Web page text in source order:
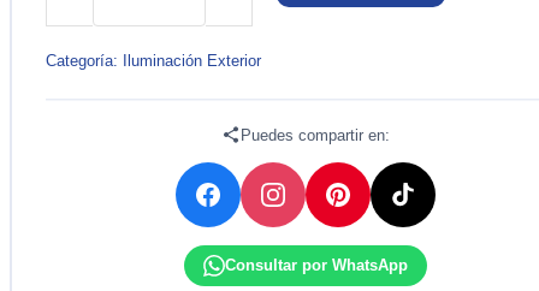
300W
IP67
Categoría: Iluminación Exterior
Puedes compartir en:
Consultar por WhatsApp